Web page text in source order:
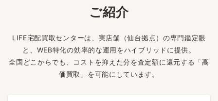
ご紹介
LIFE宅配買取センターは、実店舗（仙台拠点）の専門鑑定眼
と、WEB特化の効率的な運用をハイブリッドに提供。
全国どこからでも、コストを抑えた分を査定額に還元する「高
価買取」を可能にしています。